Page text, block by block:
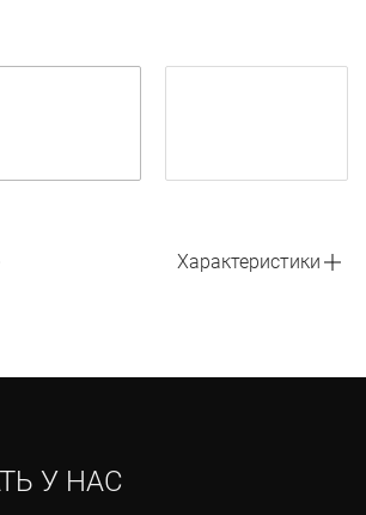
Характеристики
У НАС